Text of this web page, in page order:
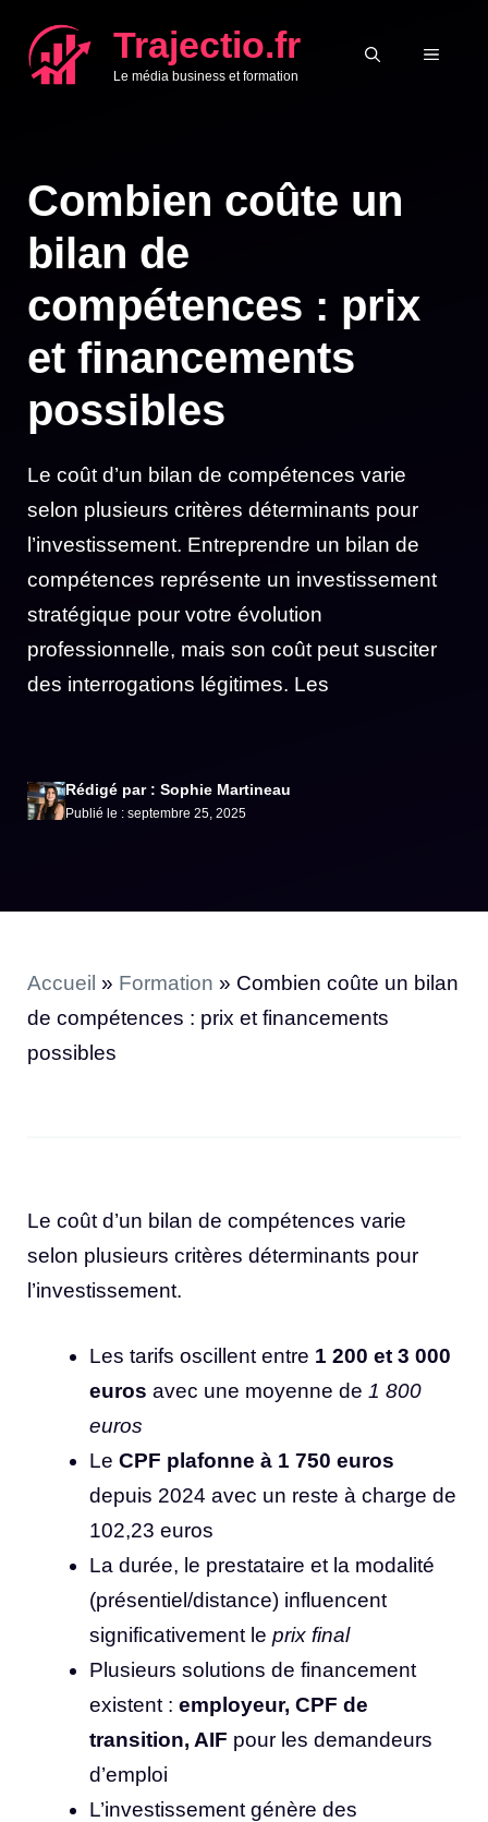
contenu
Trajectio.fr
Le média business et formation
MENU
Combien coûte un
bilan de
compétences : prix
et financements
possibles
Le coût d’un bilan de compétences varie
selon plusieurs critères déterminants pour
l’investissement. Entreprendre un bilan de
compétences représente un investissement
stratégique pour votre évolution
professionnelle, mais son coût peut susciter
des interrogations légitimes. Les
Rédigé par : Sophie Martineau
Publié le : septembre 25, 2025
Accueil » Formation » Combien coûte un bilan
de compétences : prix et financements
possibles
Le coût d’un bilan de compétences varie
selon plusieurs critères déterminants pour
l’investissement.
Les tarifs oscillent entre 1 200 et 3 000
euros avec une moyenne de 1 800
euros
Le CPF plafonne à 1 750 euros
depuis 2024 avec un reste à charge de
102,23 euros
La durée, le prestataire et la modalité
(présentiel/distance) influencent
significativement le prix final
Plusieurs solutions de financement
existent : employeur, CPF de
transition, AIF pour les demandeurs
d’emploi
L’investissement génère des